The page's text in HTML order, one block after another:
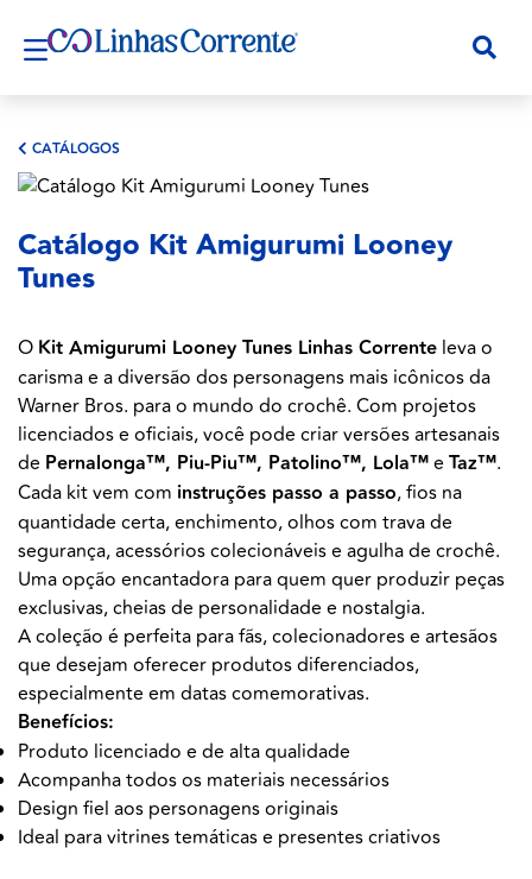
CATÁLOGOS
Catálogo Kit Amigurumi Looney
Tunes
O Kit Amigurumi Looney Tunes Linhas Corrente leva o
carisma e a diversão dos personagens mais icônicos da
Warner Bros. para o mundo do crochê. Com projetos
licenciados e oficiais, você pode criar versões artesanais
de Pernalonga™, Piu-Piu™, Patolino™, Lola™e Taz™.
Cada kit vem com instruções passo a passo, fios na
quantidade certa, enchimento, olhos com trava de
segurança, acessórios colecionáveis e agulha de crochê.
Uma opção encantadora para quem quer produzir peças
exclusivas, cheias de personalidade e nostalgia.
A coleção é perfeita para fãs, colecionadores e artesãos
que desejam oferecer produtos diferenciados,
especialmente em datas comemorativas.
Benefícios:
Produto licenciado e de alta qualidade
Acompanha todos os materiais necessários
Design fiel aos personagens originais
Ideal para vitrines temáticas e presentes criativos